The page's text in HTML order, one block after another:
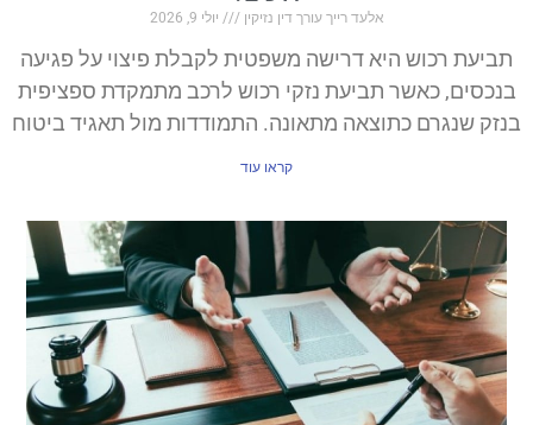
אלעד רייך עורך דין נזיקין יולי 9, 2026
תביעת רכוש היא דרישה משפטית לקבלת פיצוי על פגיעה
בנכסים, כאשר תביעת נזקי רכוש לרכב מתמקדת ספציפית
בנזק שנגרם כתוצאה מתאונה. התמודדות מול תאגיד ביטוח
קראו עוד